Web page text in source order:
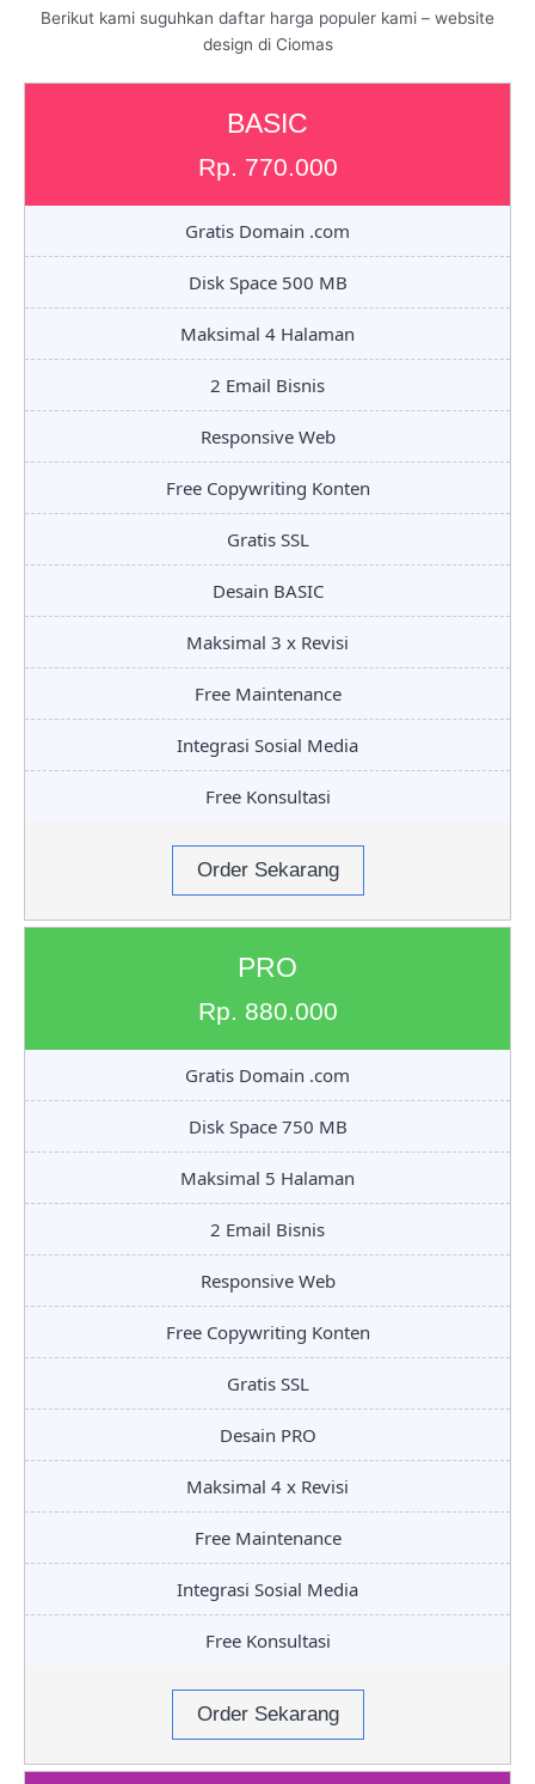
Berikut kami suguhkan daftar harga populer kami – website
design di Ciomas
BASIC
Rp. 770.000
Gratis Domain .com
Disk Space 500 MB
Maksimal 4 Halaman
2 Email Bisnis
Responsive Web
Free Copywriting Konten
Gratis SSL
Desain BASIC
Maksimal 3 x Revisi
Free Maintenance
Integrasi Sosial Media
Free Konsultasi
Order Sekarang
PRO
Rp. 880.000
Gratis Domain .com
Disk Space 750 MB
Maksimal 5 Halaman
2 Email Bisnis
Responsive Web
Free Copywriting Konten
Gratis SSL
Desain PRO
Maksimal 4 x Revisi
Free Maintenance
Integrasi Sosial Media
Free Konsultasi
Order Sekarang